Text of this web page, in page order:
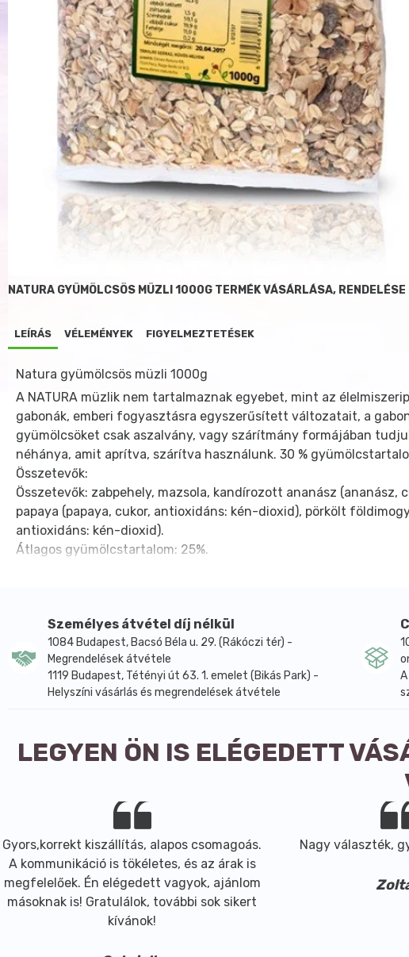
NATURA GYÜMÖLCSÖS MÜZLI 1000G TERMÉK VÁSÁRLÁSA, RENDELÉSE
LEÍRÁS VÉLEMÉNYEK FIGYELMEZTETÉSEK
Natura gyümölcsös müzli 1000g
A NATURA müzlik nem tartalmaznak egyebet, mint az
gabonák, emberi fogyasztásra egyszerűsített változatait, a
gyümölcsöket csak aszalvány, vagy szárítmány formájában
néhánya, amit aprítva, szárítva használunk. 30 %
Összetevők:
Összetevők: zabpehely, mazsola, kandírozott ananász
papaya (papaya, cukor, antioxidáns: kén-dioxid), pörkölt
antioxidáns: kén-dioxid).
Átlagos gyümölcstartalom: 25%.
Átlagos tápérték 100 g termékben:
Energia 1622 kJ (388 kcal)
10,3 g
-amelyből telített zsírsavak
-amelyből cukrok
19,9 g
Fehérje 11,0 g
Származási hely:
Magyarország (hazai feldolgozású termék).
Milyen diétába illeszthető:
Személyes átvétel díj nélkül
1084 Budapest, Bacsó Béla u. 29. (Rákóczi tér) -
Megrendelések átvétele
1119 Budapest, Tétényi út 63. 1. emelet (Bikás Park) -
Helyszíni vásárlás és megrendelések átvétele
LEGYEN ÖN IS ELÉGEDETT
Gyors,korrekt kiszállítás, alapos csomagoás.
A kommunikáció is tökéletes, és az árak is
megfelelőek. Én elégedett vagyok, ajánlom
másoknak is! Gratulálok, további sok sikert
kívánok!
Nagy választék,